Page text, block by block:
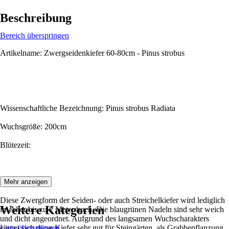
Beschreibung
Bereich überspringen
Artikelname: Zwergseidenkiefer 60-80cm - Pinus strobus
Wissenschaftliche Bezeichnung: Pinus strobus Radiata
Wuchsgröße: 200cm
Blütezeit:
Beschreibung:
Diese Zwergform der Seiden- oder auch Streichelkiefer wird lediglich
im Alter bis zu 2 Meter hoch. Die blaugrünen Nadeln sind sehr weich
und dicht angeordnet. Aufgrund des langsamen Wuchscharakters
Mehr anzeigen
Weitere Kategorien